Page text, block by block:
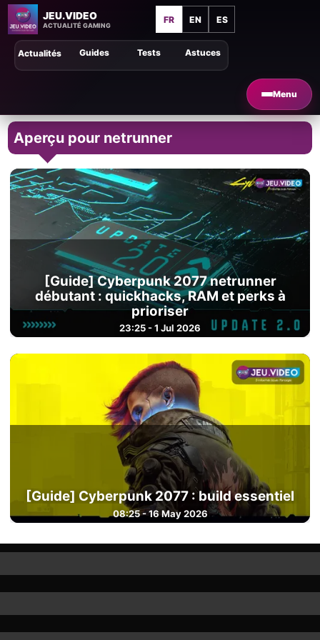
JEU.VIDEO
ACTUALITÉ GAMING
FR EN ES
Menu
Astuces
Guides Tests
Actualités
Aperçu pour netrunner
[Guide] Cyberpunk 2077 netrunner
débutant : quickhacks, RAM et perks à
prioriser
23:25 - 1 Jul 2026
[Guide] Cyberpunk 2077 : build essentiel
08:25 - 16 May 2026